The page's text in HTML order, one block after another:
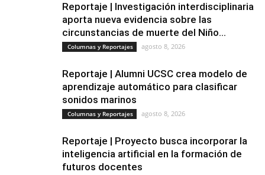
Reportaje | Investigación interdisciplinaria
aporta nueva evidencia sobre las
circunstancias de muerte del Niño...
Columnas y Reportajes agosto 8, 2026
Reportaje | Alumni UCSC crea modelo de
aprendizaje automático para clasificar
sonidos marinos
Columnas y Reportajes agosto 8, 2026
Reportaje | Proyecto busca incorporar la
inteligencia artificial en la formación de
futuros docentes